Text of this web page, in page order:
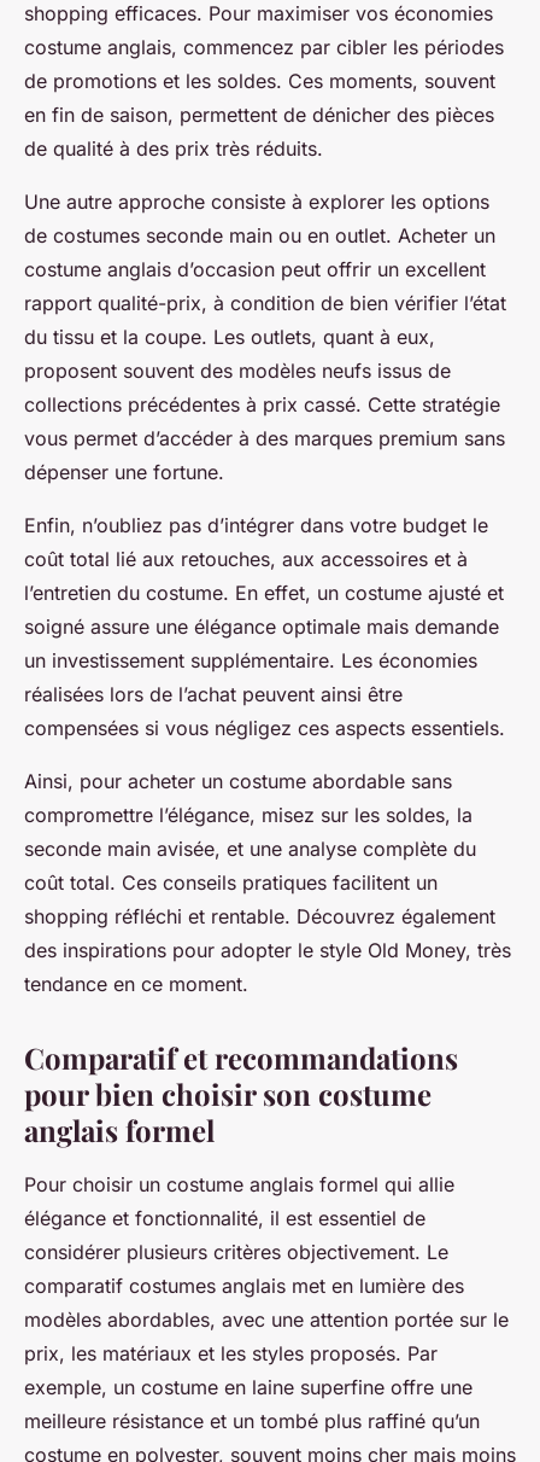
shopping efficaces. Pour maximiser vos économies
costume anglais, commencez par cibler les périodes
de promotions et les soldes. Ces moments, souvent
en fin de saison, permettent de dénicher des pièces
de qualité à des prix très réduits.
Une autre approche consiste à explorer les options
de costumes seconde main ou en outlet. Acheter un
costume anglais d’occasion peut offrir un excellent
rapport qualité-prix, à condition de bien vérifier l’état
du tissu et la coupe. Les outlets, quant à eux,
proposent souvent des modèles neufs issus de
collections précédentes à prix cassé. Cette stratégie
vous permet d’accéder à des marques premium sans
dépenser une fortune.
Enfin, n’oubliez pas d’intégrer dans votre budget le
coût total lié aux retouches, aux accessoires et à
l’entretien du costume. En effet, un costume ajusté et
soigné assure une élégance optimale mais demande
un investissement supplémentaire. Les économies
réalisées lors de l’achat peuvent ainsi être
compensées si vous négligez ces aspects essentiels.
Ainsi, pour acheter un costume abordable sans
compromettre l’élégance, misez sur les soldes, la
seconde main avisée, et une analyse complète du
coût total. Ces conseils pratiques facilitent un
shopping réfléchi et rentable. Découvrez également
des inspirations pour adopter le style Old Money, très
tendance en ce moment.
Comparatif et recommandations
pour bien choisir son costume
anglais formel
Pour choisir un costume anglais formel qui allie
élégance et fonctionnalité, il est essentiel de
considérer plusieurs critères objectivement. Le
comparatif costumes anglais met en lumière des
modèles abordables, avec une attention portée sur le
prix, les matériaux et les styles proposés. Par
exemple, un costume en laine superfine offre une
meilleure résistance et un tombé plus raffiné qu’un
costume en polyester, souvent moins cher mais moins